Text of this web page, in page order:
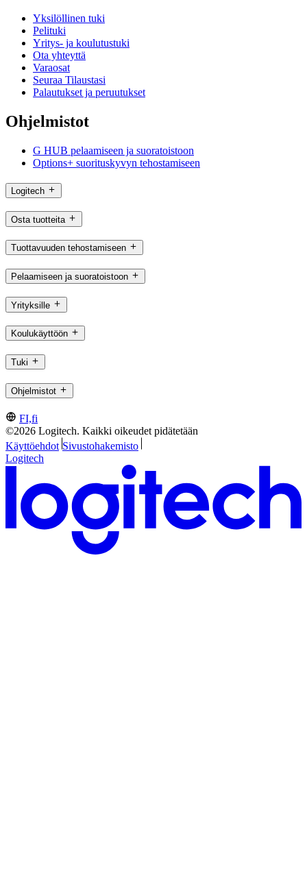
Yksilöllinen tuki
Pelituki
Yritys- ja koulutustuki
Ota yhteyttä
Varaosat
Seuraa Tilaustasi
Palautukset ja peruutukset
Ohjelmistot
G HUB pelaamiseen ja suoratoistoon
Options+ suorituskyvyn tehostamiseen
Logitech
Osta tuotteita
Tuottavuuden tehostamiseen
Pelaamiseen ja suoratoistoon
Yrityksille
Koulukäyttöön
Tuki
Ohjelmistot
FI,fi
©2026 Logitech. Kaikki oikeudet pidätetään
Käyttöehdot Sivustohakemisto
Logitech